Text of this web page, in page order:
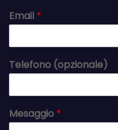
Email *
Telefono (opzionale)
Mesaggio *